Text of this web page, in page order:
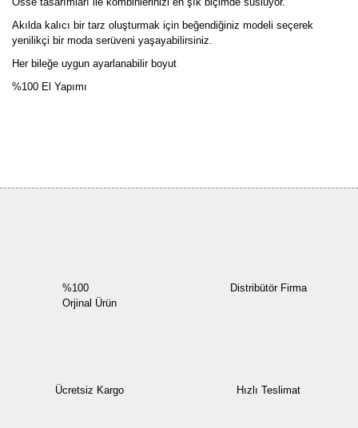
Akılda kalıcı bir tarz oluşturmak için beğendiğiniz modeli seçerek
yenilikçi bir moda serüveni yaşayabilirsiniz.
Her bileğe uygun ayarlanabilir boyut
%100 El Yapımı
%100
Orjinal Ürün
Distribütör Firma
Ücretsiz Kargo Hızlı Teslimat